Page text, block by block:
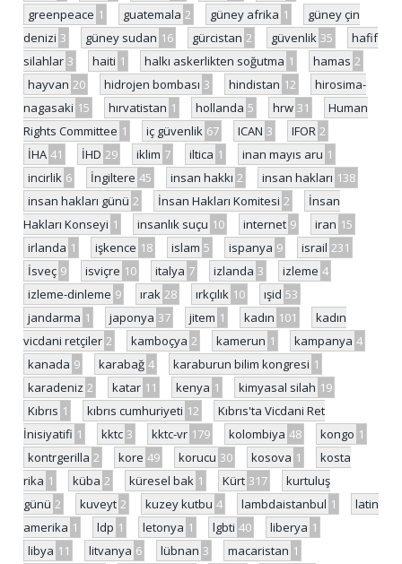
greenpeace 1 guatemala 2 güney afrika 1
güney çin
denizi 3 güney sudan 16 gürcistan 2 güvenlik 35
hafif
silahlar 3 haiti 1 halkı askerlikten soğutma 1 hamas 2
hayvan 20 hidrojen bombası 3 hindistan 12
hirosima-
nagasaki 15 hırvatistan 1 hollanda 5 hrw 31
Human
Rights Committee 1 iç güvenlik 67 ICAN 3 IFOR 2
İHA 41 İHD 29 iklim 7 iltica 1 inan mayıs aru 1
incirlik 6 İngiltere 45 insan hakkı 2 insan hakları 138
insan hakları günü 2 İnsan Hakları Komitesi 2
İnsan
Hakları Konseyi 1 insanlık suçu 10 internet 9 iran 15
irlanda 1 işkence 18 islam 5 ispanya 9 israil 231
İsveç 9 isviçre 10 italya 7 izlanda 3 izleme 4
izleme-dinleme 9 ırak 28 ırkçılık 10 ışid 53
jandarma 1 japonya 37 jitem 1 kadın 101
kadın
vicdani retçiler 2 kamboçya 2 kamerun 1 kampanya 4
kanada 9 karabağ 4 karaburun bilim kongresi 1
karadeniz 2 katar 11 kenya 1 kimyasal silah 19
Kıbrıs 1 kıbrıs cumhuriyeti 12
Kıbrıs'ta Vicdani Ret
İnisiyatifi 1 kktc 3 kktc-vr 179 kolombiya 48 kongo 1
kontrgerilla 2 kore 49 korucu 30 kosova 1
kosta
rika 1 küba 2 küresel bak 1 Kürt 317
kurtuluş
günü 2 kuveyt 2 kuzey kutbu 4 lambdaistanbul 1
latin
amerika 1 ldp 1 letonya 1 lgbti 40 liberya 1
libya 11 litvanya 6 lübnan 3 macaristan 1